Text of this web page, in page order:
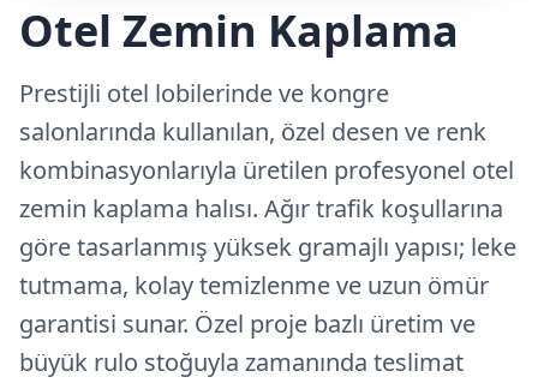
Otel Zemin Kaplama
Prestijli otel lobilerinde ve kongre
salonlarında kullanılan, özel desen ve renk
kombinasyonlarıyla üretilen profesyonel otel
zemin kaplama halısı. Ağır trafik koşullarına
göre tasarlanmış yüksek gramajlı yapısı; leke
tutmama, kolay temizlenme ve uzun ömür
garantisi sunar. Özel proje bazlı üretim ve
büyük rulo stoğuyla zamanında teslimat